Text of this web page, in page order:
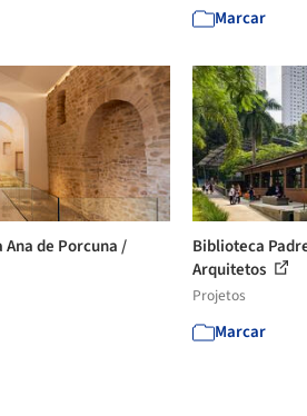
Marcar
Ana de Porcuna /
Biblioteca
Arquitetos
Projetos
Marcar